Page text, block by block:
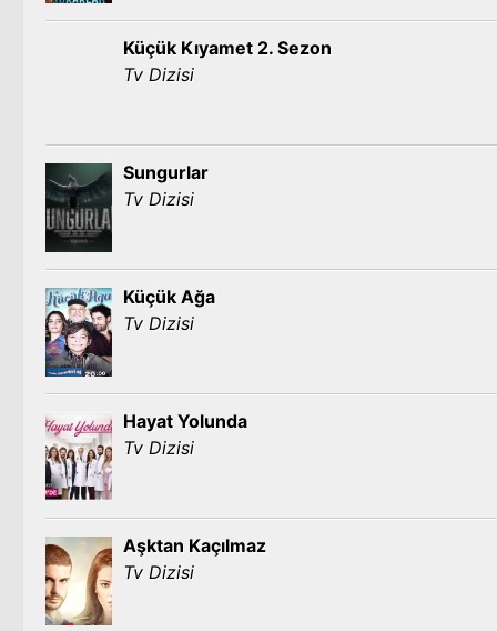
Küçük Kıyamet 2. Sezon
Tv Dizisi
Sungurlar
Tv Dizisi
Küçük Ağa
Tv Dizisi
Hayat Yolunda
Tv Dizisi
Aşktan Kaçılmaz
Tv Dizisi